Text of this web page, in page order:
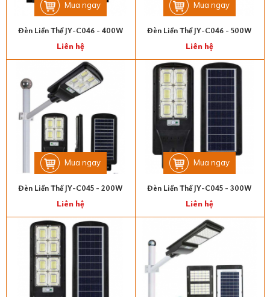
Mua ngay
Đèn Liền Thể JY-C046 - 400W
Liên hệ
Mua ngay
Đèn Liền Thể JY-C046 - 500W
Liên hệ
Mua ngay
Đèn Liền Thể JY-C045 - 200W
Liên hệ
Mua ngay
Đèn Liền Thể JY-C045 - 300W
Liên hệ